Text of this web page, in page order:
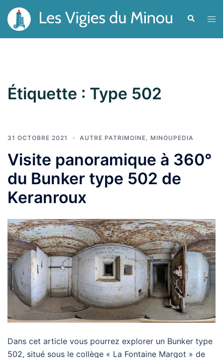
Aller
au
contenu
Étiquette : Type 502
31 OCTOBRE 2021 AUTRE PATRIMOINE MINOUPEDIA
Visite panoramique à 360°
du Bunker type 502 de
Keranroux
Dans cet article vous pourrez explorer un Bunker type
502, situé sous le collège « La Fontaine Margot » de